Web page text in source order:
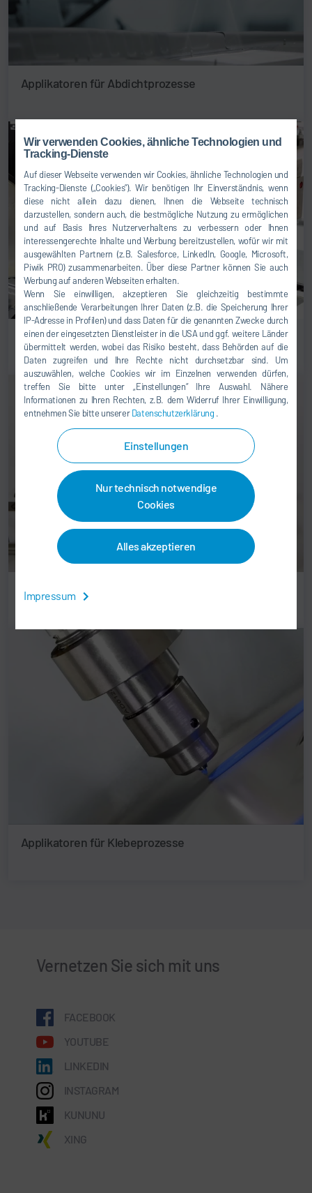
Wir verwenden Cookies, ähnliche Technologien und
Tracking-Dienste
Auf dieser Webseite verwenden wir Cookies, ähnliche Technologien und
Tracking-Dienste („Cookies“). Wir benötigen Ihr Einverständnis, wenn
diese nicht allein dazu dienen, Ihnen die Webseite technisch
darzustellen, sondern auch, die bestmögliche Nutzung zu ermöglichen
und auf Basis Ihres Nutzerverhaltens zu verbessern oder Ihnen
interessengerechte Inhalte und Werbung bereitzustellen, wofür wir mit
ausgewählten Partnern (z.B. Salesforce, LinkedIn, Google, Microsoft,
Piwik PRO) zusammenarbeiten. Über diese Partner können Sie auch
Werbung auf anderen Webseiten erhalten.
Wenn Sie einwilligen, akzeptieren Sie gleichzeitig bestimmte
anschließende Verarbeitungen Ihrer Daten (z.B. die Speicherung Ihrer
IP-Adresse in Profilen) und dass Daten für die genannten Zwecke durch
einen der eingesetzten Dienstleister in die USA und ggf. weitere Länder
übermittelt werden, wobei das Risiko besteht, dass Behörden auf die
Daten zugreifen und Ihre Rechte nicht durchsetzbar sind. Um
auszuwählen, welche Cookies wir im Einzelnen verwenden dürfen,
treffen Sie bitte unter „Einstellungen“ Ihre Auswahl. Nähere
Informationen zu Ihren Rechten, z.B. dem Widerruf Ihrer Einwilligung,
entnehmen Sie bitte unsererDatenschutzerklärung .
Einstellungen
Nur technisch notwendige
Cookies
Alles akzeptieren
Impressum
Applikatoren für Abdichtprozesse
Dosiersysteme
Düsen
Applikatoren für Klebeprozesse
Vernetzen Sie sich mit uns
FACEBOOK
YOUTUBE
LINKEDIN
INSTAGRAM
KUNUNU
XING